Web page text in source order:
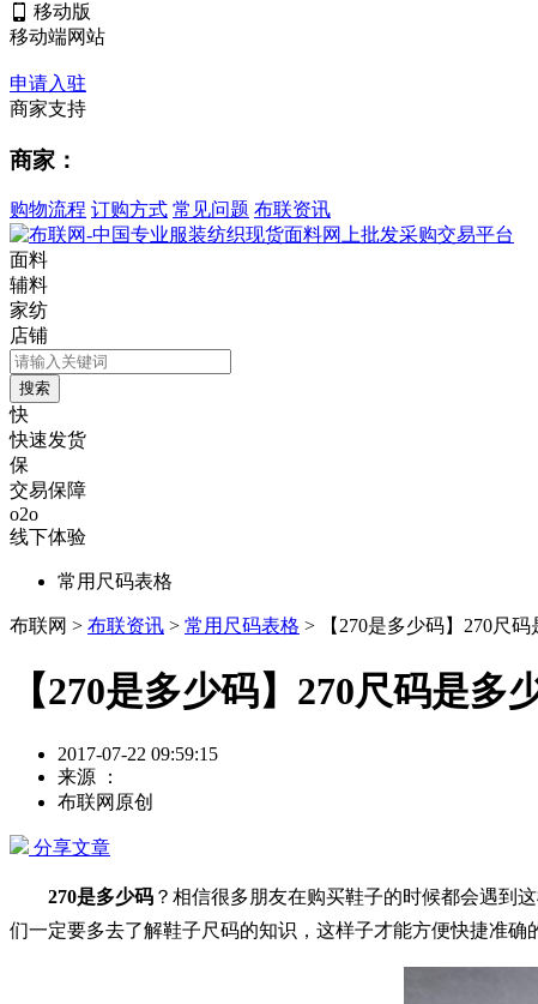
移动版
移动端网站
申请入驻
商家支持
商家：
购物流程 订购方式 常见问题 布联资讯
面料
辅料
家纺
店铺
快
快速发货
保
交易保障
o2o
线下体验
常用尺码表格
布联网 > 布联资讯 > 常用尺码表格 > 【270是多少码】270尺
【270是多少码】270尺码是
2017-07-22 09:59:15
来源 ：
布联网原创
分享文章
270是多少码 ？相信很多朋友在购买鞋子的时候都会遇到
们一定要多去了解鞋子尺码的知识，这样子才能方便快捷准确